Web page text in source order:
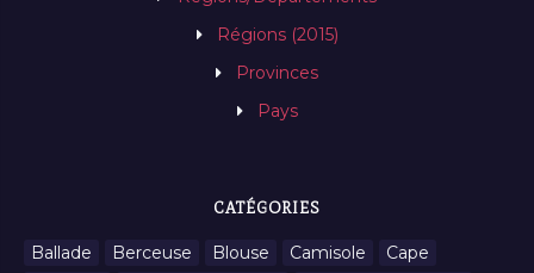
Régions (2015)
Provinces
Pays
CATÉGORIES
Ballade Berceuse Blouse Camisole
Cape